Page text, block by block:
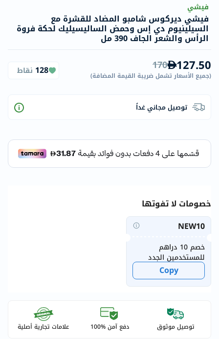
فيشي
فيشي ديركوس شامبو المضاد للقشرة مع
السيلينيوم دي إس وحمض الساليسيليك لحكة فروة
الرأس والشعر الجاف 390 مل
127.50
170
(جميع الأسعار تشمل ضريبة القيمة المضافة)
128 نقاط
توصيل مجاني غداً
خصومات لا تفوتها
NEW10
خصم 10 دراهم
للمستخدمين الجدد
Copy
توصيل موثوق دفع آمن %100 علامات تجارية أصلية